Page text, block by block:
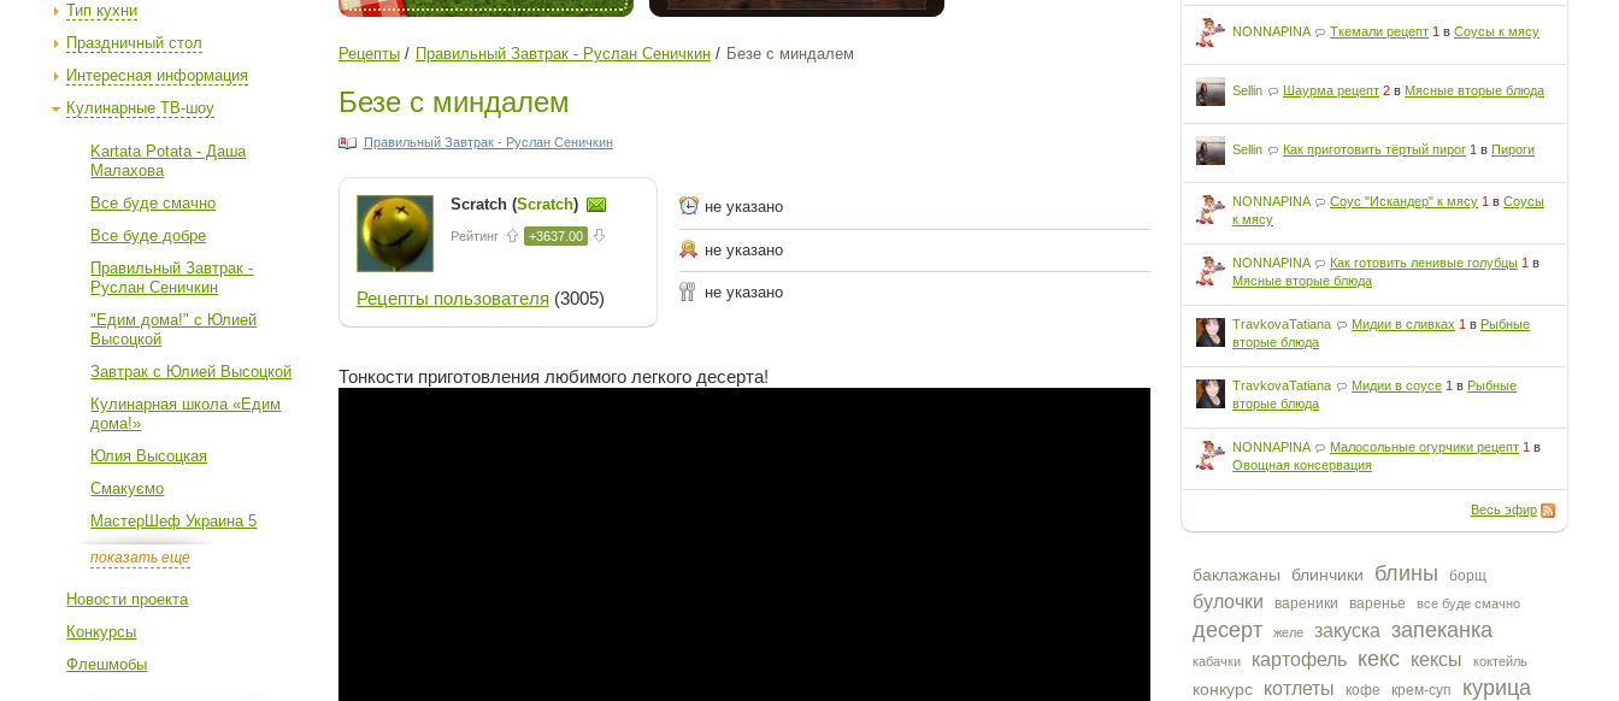
Тип кухни
Праздничный стол
Интересная информация
Кулинарные ТВ-шоу
Kartata Potata - Даша
Малахова
Все буде смачно
Все буде добре
Правильный Завтрак -
Руслан Сеничкин
"Едим дома!" с Юлией
Высоцкой
Завтрак с Юлией Высоцкой
Кулинарная школа «Едим
дома!»
Юлия Высоцкая
Смакуємо
МастерШеф Украина 5
показать еще
Новости проекта
Конкурсы
Флешмобы
NONNAPINA Ткемали рецепт 1 вСоусы к мясу
Sellin Шаурма рецепт 2 вМясные вторые блюда
Sellin Как приготовить тёртый пирог 1 вПироги
NONNAPINA Соус "Искандер" к мясу 1 вСоусы
к мясу
NONNAPINA Как готовить ленивые голубцы 1 в
Мясные вторые блюда
TravkovaTatiana Мидии в сливках 1 вРыбные
вторые блюда
TravkovaTatiana Мидии в соусе 1 вРыбные
вторые блюда
NONNAPINA Малосольные огурчики рецепт 1 в
Овощная консервация
Весь эфир
баклажаны блинчики блины борщ
булочки вареники варенье все буде смачно
десерт желе закуска запеканка
кабачки картофель кекс кексы коктейль
конкурс котлеты кофе крем-суп курица
Рецепты Правильный Завтрак - Руслан Сеничкин Безе с миндалем
Безе с миндалем
Правильный Завтрак - Руслан Сеничкин
Scratch (Scratch)
Рейтинг +3637.00
Рецепты пользователя (3005)
не указано
не указано
не указано
Тонкости приготовления любимого легкого десерта!